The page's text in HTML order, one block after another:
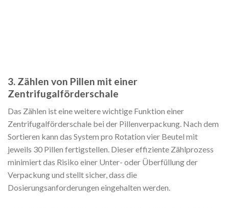
3. Zählen von Pillen mit einer
Zentrifugalförderschale
Das Zählen ist eine weitere wichtige Funktion einer
Zentrifugalförderschale bei der Pillenverpackung. Nach dem
Sortieren kann das System pro Rotation vier Beutel mit
jeweils 30 Pillen fertigstellen. Dieser effiziente Zählprozess
minimiert das Risiko einer Unter- oder Überfüllung der
Verpackung und stellt sicher, dass die
Dosierungsanforderungen eingehalten werden.